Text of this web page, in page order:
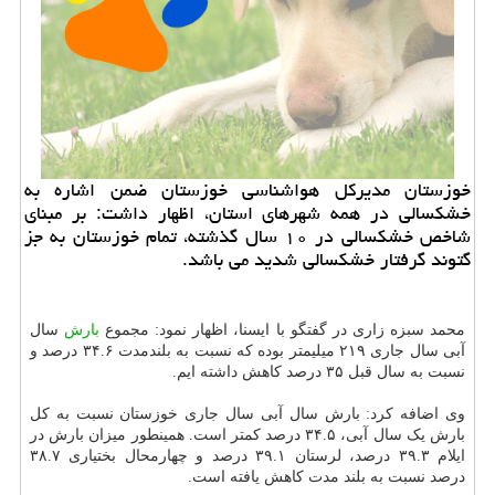
خوزستان مدیرکل هواشناسی خوزستان ضمن اشاره به
خشکسالی در همه شهرهای استان، اظهار داشت: بر مبنای
شاخص خشکسالی در ۱۰ سال گذشته، تمام خوزستان به جز
گتوند گرفتار خشکسالی شدید می باشد.
محمد سبزه زاری در گفتگو با ایسنا، اظهار نمود: مجموع بارش سال
آبی سال جاری ۲۱۹ میلیمتر بوده که نسبت به بلندمدت ۳۴.۶ درصد و
نسبت به سال قبل ۳۵ درصد کاهش داشته ایم.
وی اضافه کرد: بارش سال آبی سال جاری خوزستان نسبت به کل
بارش یک سال آبی، ۳۴.۵ درصد کمتر است. همینطور میزان بارش در
ایلام ۳۹.۳ درصد، لرستان ۳۹.۱ درصد و چهارمحال بختیاری ۳۸.۷
درصد نسبت به بلند مدت کاهش یافته است.